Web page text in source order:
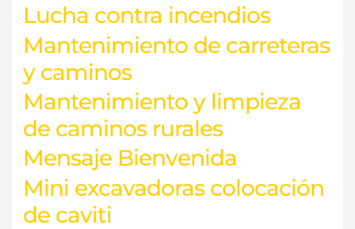
Lucha contra incendios
Mantenimiento de carreteras
y caminos
Mantenimiento y limpieza
de caminos rurales
Mensaje Bienvenida
Mini excavadoras colocación
de caviti